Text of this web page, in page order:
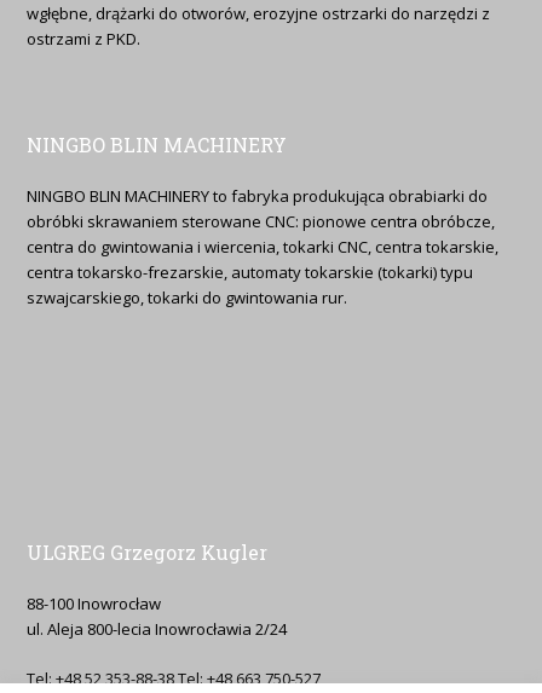
wgłębne, drążarki do otworów, erozyjne ostrzarki do narzędzi z
ostrzami z PKD.
NINGBO BLIN MACHINERY
NINGBO BLIN MACHINERY to fabryka produkująca obrabiarki do
obróbki skrawaniem sterowane CNC: pionowe centra obróbcze,
centra do gwintowania i wiercenia, tokarki CNC, centra tokarskie,
centra tokarsko-frezarskie, automaty tokarskie (tokarki) typu
szwajcarskiego, tokarki do gwintowania rur.
ULGREG Grzegorz Kugler
88-100 Inowrocław
ul. Aleja 800-lecia Inowrocławia 2/24
Tel: +48 52 353-88-38 Tel: +48 663 750-527